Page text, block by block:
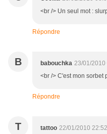
<br /> Un seul mot :
Répondre
B babouchka 23/01/2010
<br /> C'est mon sorbet
Répondre
T tattoo 22/01/2010 22:52